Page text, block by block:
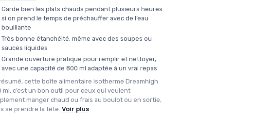
Garde bien les plats chauds pendant plusieurs heures
si on prend le temps de préchauffer avec de l’eau
bouillante
Très bonne étanchéité, même avec des soupes ou
sauces liquides
Grande ouverture pratique pour remplir et nettoyer,
avec une capacité de 800 ml adaptée à un vrai repas
cette boîte alimentaire isotherme Dreamhigh
ml, c’est un bon outil pour ceux qui veulent
manger chaud ou frais au boulot ou en sortie,
se prendre la tête. Voir plus